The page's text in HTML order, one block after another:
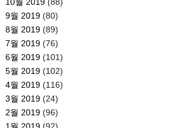
9월 2019(80)
8월 2019(89)
7월 2019(76)
6월 2019(101)
5월 2019(102)
4월 2019(116)
3월 2019(24)
2월 2019(96)
1월 2019(92)